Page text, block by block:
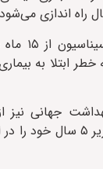
وی افزود
ابتلا به
جهانی نیز
خواسته است تا کودکان